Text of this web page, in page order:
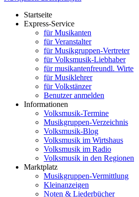
Startseite
Express-Service
für Musikanten
für Veranstalter
für Musikgruppen-Vertreter
für Volksmusik-Liebhaber
für musikantenfreundl. Wirte
für Musiklehrer
für Volkstänzer
Benutzer anmelden
Informationen
Volksmusik-Termine
Musikgruppen-Verzeichnis
Volksmusik-Blog
Volksmusik im Wirtshaus
Volksmusik im Radio
Volksmusik in den Regionen
Marktplatz
Musikgruppen-Vermittlung
Kleinanzeigen
Noten & Liederbücher